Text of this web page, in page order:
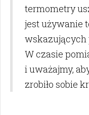
termometry
jest używanie
wskazujących
W czasie
i uważajmy,
zrobiło sobie